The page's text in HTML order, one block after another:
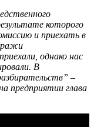
которого
и приехать в
однако нас
В
–
предприятии глава